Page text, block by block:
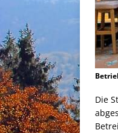
Die